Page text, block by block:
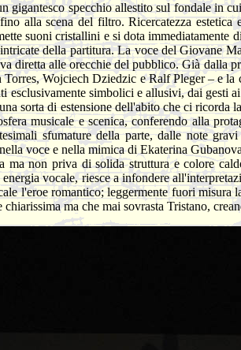
gigantesco specchio allestito sul fondale in
alla scena del filtro. Ricercatezza
suoni cristallini e si dota
della partitura. La voce del Giovane
diretta alle orecchie del pubblico. Già dalla
Wojciech Dziedzic e Ralf Pleger – e
esclusivamente simbolici e allusivi, dai gesti
sorta di estensione dell'abito che ci ricorda
musicale e scenica, conferendo alla
sfumature della parte, dalle note
voce e nella mimica di Ekaterina
ma non priva di solida struttura e colore
vocale, riesce a infondere
l'eroe romantico; leggermente fuori
ma che mai sovrasta Tristano,